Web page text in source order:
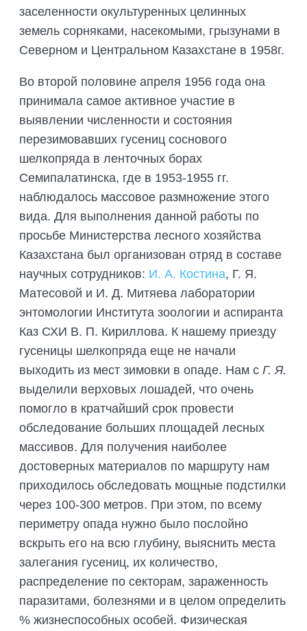
заселенности окультуренных целинных
земель сорняками, насекомыми, грызунами в
Северном и Центральном Казахстане в 1958г.
Во второй половине апреля 1956 года она
принимала самое активное участие в
выявлении численности и состояния
перезимовавших гусениц соснового
шелкопряда в ленточных борах
Семипалатинска, где в 1953-1955 гг.
наблюдалось массовое размножение этого
вида. Для выполнения данной работы по
просьбе Министерства лесного хозяйства
Казахстана был организован отряд в составе
научных сотрудников: И. А. Костина, Г. Я.
Матесовой и И. Д. Митяева лаборатории
энтомологии Института зоологии и аспиранта
Каз СХИ В. П. Кириллова. К нашему приезду
гусеницы шелкопряда еще не начали
выходить из мест зимовки в опаде. Нам с Г. Я.
выделили верховых лошадей, что очень
помогло в кратчайший срок провести
обследование больших площадей лесных
массивов. Для получения наиболее
достоверных материалов по маршруту нам
приходилось обследовать мощные подстилки
через 100-300 метров. При этом, по всему
периметру опада нужно было послойно
вскрыть его на всю глубину, выяснить места
залегания гусениц, их количество,
распределение по секторам, зараженность
паразитами, болезнями и в целом определить
% жизнеспособных особей. Физическая